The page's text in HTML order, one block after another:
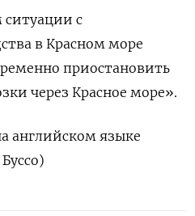
ситуации с
в Красном море
приостановить
через Красное море».
английском языке